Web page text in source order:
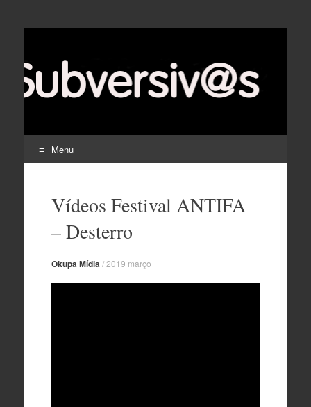
Menu
Vídeos Festival ANTIFA
– Desterro
Okupa Mídia /2019 março